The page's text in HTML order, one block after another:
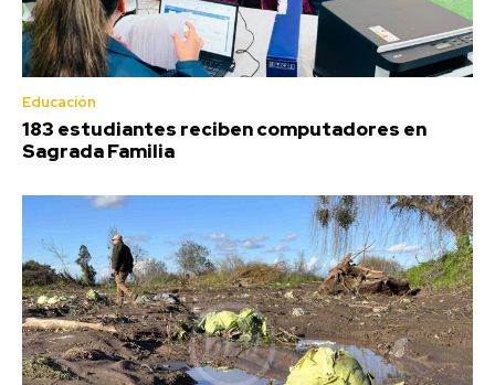
Educación
183 estudiantes reciben computadores en
Sagrada Familia